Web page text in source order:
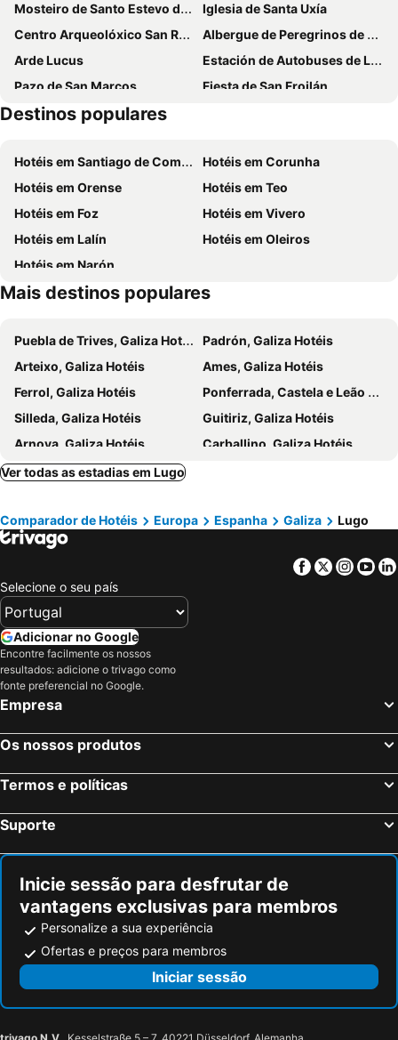
Hotel Ceao Express
Hotel Balneario de Lugo
Hotel Prados
Micampus Lugo Student Residence
Hosteria de Gonzar
Hotel España
U-hotel Dario Lugo
Hotel La Palloza
Manuel Francisco
Nadela
Motel Paraiso
Suitesnature Ecocamp San Roman
Mosteiro de Santo Estevo de Ribas de Miño
Iglesia de Santa Uxía
Centro Arqueolóxico San Roque
Albergue de Peregrinos de Gonzar
Arde Lucus
Estación de Autobuses de Lugo
Pazo de San Marcos
Fiesta de San Froilán
Santa María de Ferreiros
Xacemento Romano do Ciadella
Igrexa de Santa María de Vilabade
Destinos populares
Hotéis em Santiago de Compostela
Hotéis em Corunha
Hotéis em Orense
Hotéis em Teo
Hotéis em Foz
Hotéis em Vivero
Hotéis em Lalín
Hotéis em Oleiros
Hotéis em Narón
Mais destinos populares
Puebla de Trives, Galiza Hotéis
Padrón, Galiza Hotéis
Arteixo, Galiza Hotéis
Ames, Galiza Hotéis
Ferrol, Galiza Hotéis
Ponferrada, Castela e Leão Hotéis
Silleda, Galiza Hotéis
Guitiriz, Galiza Hotéis
Arnoya, Galiza Hotéis
Carballino, Galiza Hotéis
Villamartín de Valdeorras, Galiza Hotéis
Brión, Galiza Hotéis
Culleredo, Galiza Hotéis
Bergondo, Galiza Hotéis
Ribadeo, Galiza Hotéis
Vigo, Galiza Hotéis
Peneda-Gerês, Norte de Portugal Hotéis
Ponte de Lima, Norte de Portugal Hotéis
Santiago de Compostela, Galiza Hotéis
Ponte da Barca, Norte de Portugal Hotéis
Sevilha, Andaluzia Hotéis
Isla Cristina, Andaluzia Hotéis
Isla Canela, Andaluzia Hotéis
Ver todas as estadias em Lugo
Comparador de Hotéis Europa Espanha Galiza Lugo
Facebook
Twitter
Selecione o seu país
Adicionar no Google
Encontre facilmente os nossos
resultados: adicione o trivago como
fonte preferencial no Google.
Empresa
Os nossos produtos
Termos e políticas
Suporte
Inicie sessão para desfrutar de
vantagens exclusivas para membros
Personalize a sua experiência
Ofertas e preços para membros
Iniciar sessão